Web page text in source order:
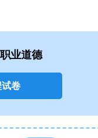
业道德
卷